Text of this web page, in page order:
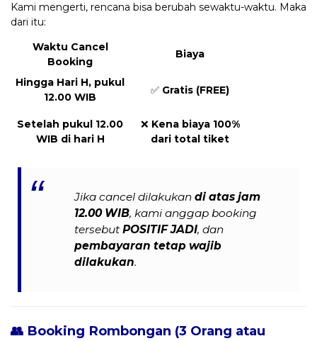
Kami mengerti, rencana bisa berubah sewaktu-waktu. Maka
dari itu:
Waktu Cancel
Booking
Biaya
Hingga Hari H, pukul
12.00 WIB
✅ Gratis (FREE)
Setelah pukul 12.00
WIB di hari H
❌ Kena biaya 100%
dari total tiket
Jika cancel dilakukandi atas jam
12.00 WIB, kami anggap booking
tersebutPOSITIF JADI, dan
pembayaran tetap wajib
dilakukan.
👥 Booking Rombongan (3 Orang atau